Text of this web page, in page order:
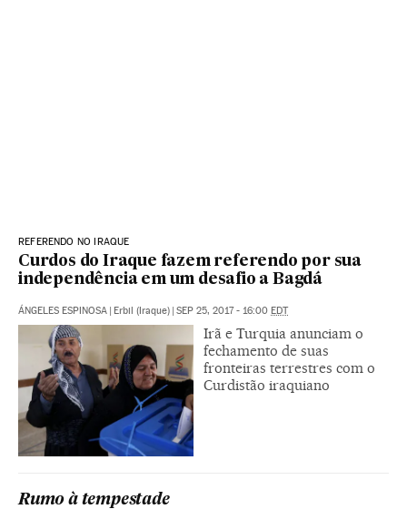
REFERENDO NO IRAQUE
Curdos do Iraque fazem referendo por sua
independência em um desafio a Bagdá
ÁNGELES ESPINOSA | Erbil (Iraque) | SEP 25, 2017 - 16:00 EDT
Irã e Turquia anunciam o
fechamento de suas
fronteiras terrestres com o
Curdistão iraquiano
Rumo à tempestade